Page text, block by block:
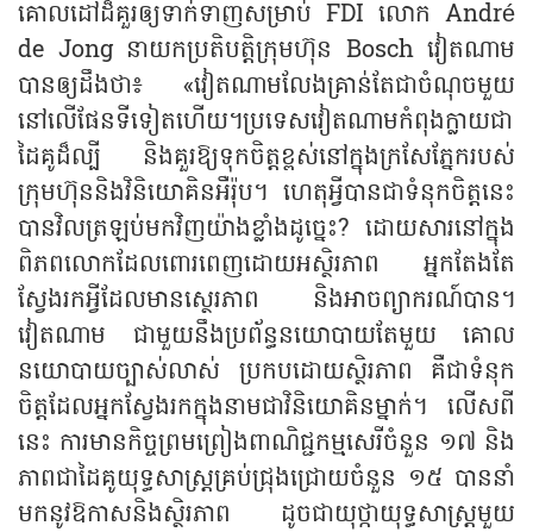
គោលដៅដ៏គួរឲ្យ​ទាក់ទាញសម្រាប់ FDI លោក André
de Jong នាយកប្រតិបត្តិក្រុមហ៊ុន Bosch វៀតណាម
បាន​ឲ្យ​ដឹងថា៖ «​វៀតណាម​លែងគ្រាន់តែជាចំណុចមួយ
នៅលើផែនទីទៀតហើយ។ប្រទេសវៀតណាមកំពុងក្លាយជា
ដៃគូដ៏ល្បី និងគួរឱ្យទុកចិត្តខ្ពស់នៅក្នុងក្រសែភ្នែករបស់
ក្រុមហ៊ុននិងវិនិយោគិនអឺរ៉ុប។ ហេតុអ្វីបានជាទំនុកចិត្តនេះ
បានវិលត្រឡប់មកវិញយ៉ាងខ្លាំង​ដូច្នេះ​? ដោយសារនៅក្នុង
ពិភពលោកដែលពោរពេញដោយអស្ថិរភាព អ្នកតែងតែ
ស្វែងរកអ្វីដែលមានស្ថេរភាព និងអាចព្យាករណ៍បាន​។
វៀតណាម ជាមួយនឹងប្រព័ន្ធ​នយោបាយ​តែមួយ គោល
នយោបាយច្បាស់លាស់ ប្រកប​ដោយស្ថិរភាព គឺជាទំនុក​
ចិត្តដែលអ្នកស្វែងរកក្នុងនាមជាវិនិយោគិន​ម្នាក់។ លើសពី
នេះ ការមានកិច្ចព្រមព្រៀងពាណិជ្ជកម្មសេរីចំនួន ១៧ និង
ភាពជាដៃគូយុទ្ធសាស្ត្រ​គ្រប់​ជ្រុងជ្រោយចំនួន ១៥ បាន​នាំ​
មក​នូវឱកាស​និងស្ថិរភាព ដូចជាយុថ្កាយុទ្ធសាស្ត្រមួយ​